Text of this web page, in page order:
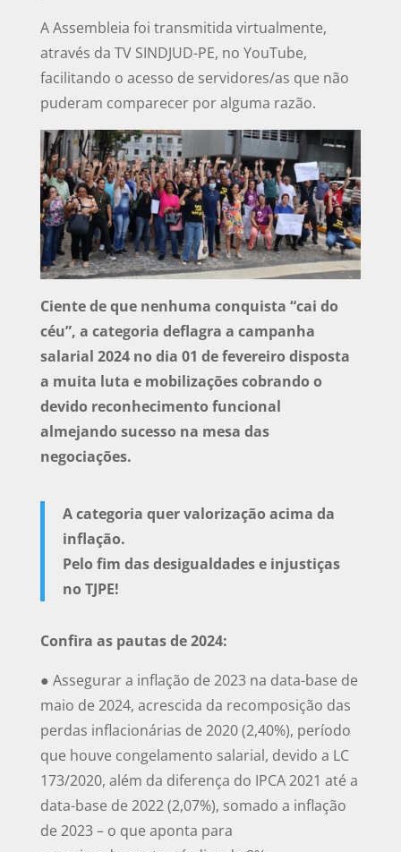
A Assembleia foi transmitida virtualmente,
através da TV SINDJUD-PE, no YouTube,
facilitando o acesso de servidores/as que não
puderam comparecer por alguma razão.
Ciente de que nenhuma conquista “cai do
céu”, a categoria deflagra a campanha
salarial 2024 no dia 01 de fevereiro disposta
a muita luta e mobilizações cobrando o
devido reconhecimento funcional
almejando sucesso na mesa das
negociações.
A categoria quer valorização acima da
inflação.
Pelo fim das desigualdades e injustiças
no TJPE!
Confira as pautas de 2024:
● Assegurar a inflação de 2023 na data-base de
maio de 2024, acrescida da recomposição das
perdas inflacionárias de 2020 (2,40%), período
que houve congelamento salarial, devido a LC
173/2020, além da diferença do IPCA 2021 até a
data-base de 2022 (2,07%), somado a inflação
de 2023 – o que aponta para